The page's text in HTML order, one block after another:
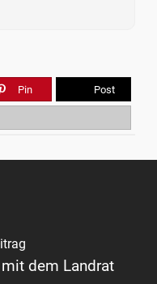
Pin Post
dem Landrat